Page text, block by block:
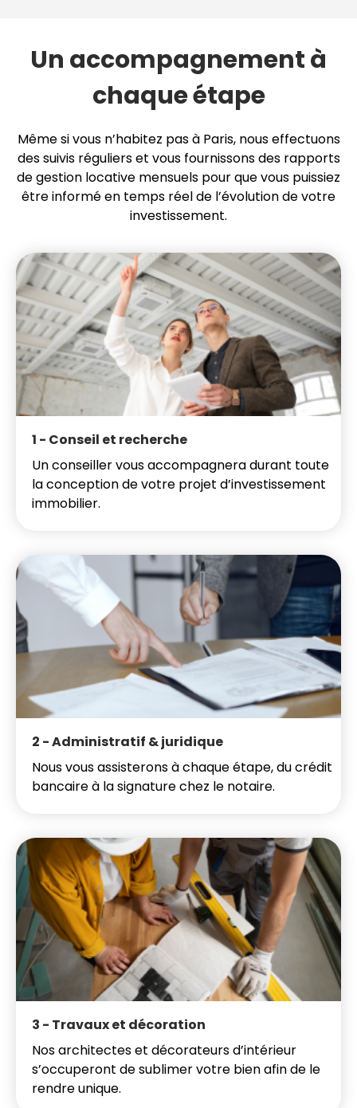
Un accompagnement à
chaque étape
Même si vous n’habitez pas à Paris, nous effectuons
des suivis réguliers et vous fournissons des rapports
de gestion locative mensuels pour que vous puissiez
être informé en temps réel de l’évolution de votre
investissement.
1 - Conseil et recherche
Un conseiller vous accompagnera durant toute
la conception de votre projet d’investissement
immobilier.
2 - Administratif & juridique
Nous vous assisterons à chaque étape, du crédit
bancaire à la signature chez le notaire.
3 - Travaux et décoration
Nos architectes et décorateurs d’intérieur
s’occuperont de sublimer votre bien afin de le
rendre unique.